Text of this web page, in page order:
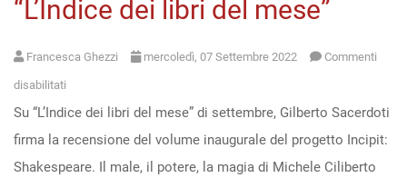
“L’Indice dei libri del mese”
Francesca Ghezzi mercoledì, 07 Settembre 2022 Commenti
disabilitati
“Shakespeare.
Il
male,
Su “L’Indice dei libri del mese” di settembre, Gilberto Sacerdoti
firma la recensione del volume inaugurale del progetto Incipit:
Shakespeare. Il male, il potere, la magia di Michele Ciliberto